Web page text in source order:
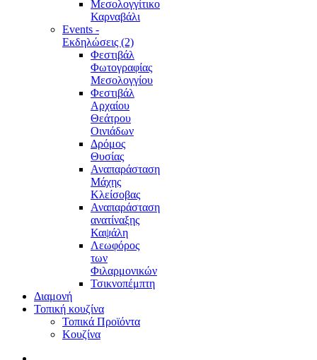
Μεσολογγίτικο
Καρναβάλι
Events -
Εκδηλώσεις (2)
Φεστιβάλ
Φωτογραφίας
Μεσολογγίου
Φεστιβάλ
Αρχαίου
Θεάτρου
Οινιάδων
Δρόμος
Θυσίας
Αναπαράσταση
Μάχης
Κλείσοβας
Αναπαράσταση
ανατίναξης
Καψάλη
Λεωφόρος
των
Φιλαρμονικών
Τσικνοπέμπτη
Διαμονή
Τοπική κουζίνα
Τοπικά Προϊόντα
Κουζίνα